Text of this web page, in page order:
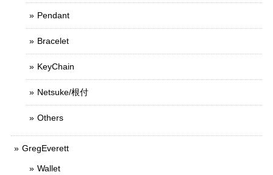
Pendant
Bracelet
KeyChain
Netsuke/根付
Others
GregEverett
Wallet